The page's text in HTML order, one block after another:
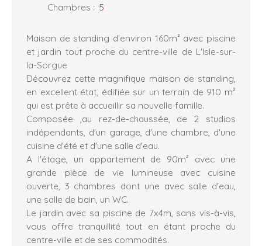
Chambres : 5
Maison de standing d'environ 160m² avec piscine
et jardin tout proche du centre-ville de L'Isle-sur-
la-Sorgue
Découvrez cette magnifique maison de standing,
en excellent état, édifiée sur un terrain de 910 m²
qui est prête à accueillir sa nouvelle famille.
Composée ,au rez-de-chaussée, de 2 studios
indépendants, d'un garage, d'une chambre, d'une
cuisine d'été et d'une salle d'eau.
A l'étage, un appartement de 90m² avec une
grande pièce de vie lumineuse avec cuisine
ouverte, 3 chambres dont une avec salle d'eau,
une salle de bain, un WC.
Le jardin avec sa piscine de 7x4m, sans vis-à-vis,
vous offre tranquillité tout en étant proche du
centre-ville et de ses commodités.